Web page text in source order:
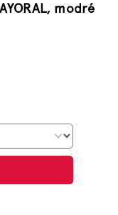
modré